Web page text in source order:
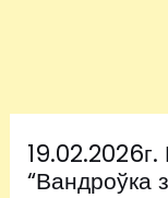
19.02.2026г.
“Вандроўка